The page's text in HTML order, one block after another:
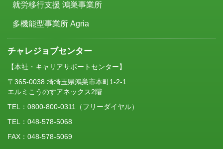
就労移行支援 鴻巣事業所
多機能型事業所 Agria
チャレジョブセンター
【本社・キャリアサポートセンター】
〒365-0038 埼埼玉県鴻巣市本町1-2-1
エルミこうのすアネックス2階
TEL： 0800-800-0311 （フリーダイヤル）
TEL：048-578-5068
FAX：048-578-5069